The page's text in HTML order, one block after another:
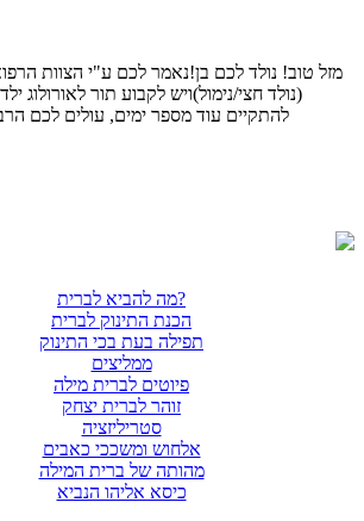
מזל טוב! נולד לכם בן!נאמר לכם ע"י הצוות
(נולד חצי/נימול)ויש לקבוע תור לאורולוג
להתקיים עוד מספר ימים, עולים לכם
מה להביא לברית?
הכנת התינוק לברית
תפילה בעת בכי התינוק
ממליצים
פיוטים לברית מילה
זוהר לברית יצחק
סטריליזציה
אלחוש ומשככי כאבים
מהותה של ברית המילה
כיסא אליהו הנביא